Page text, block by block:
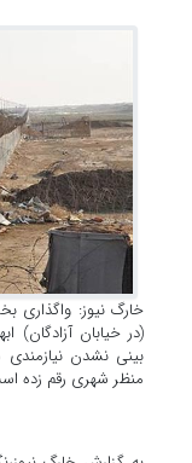
خارگ نیوز: واگذاری
(در خیابان آزادگان)
بینی نشدن
منظر شهری رقم زده